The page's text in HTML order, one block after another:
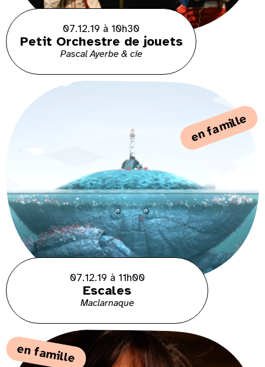
07.12.19 à 10h30
Petit Orchestre de jouets
Pascal Ayerbe & cie
en famille
07.12.19 à 11h00
Escales
Maclarnaque
en famille